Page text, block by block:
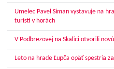
Umelec Pavel Siman vystavuje na
turisti v horách
V Podbrezovej na Skalici otvorili
Leto na hrade Ľupča opäť spestria